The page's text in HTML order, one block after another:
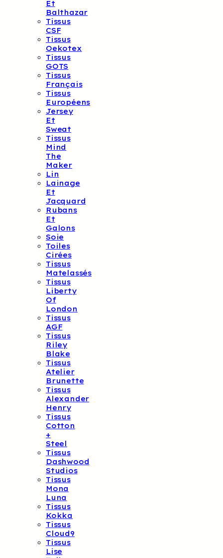
Et
Balthazar
Tissus
CSF
Tissus
Oekotex
Tissus
GOTS
Tissus
Français
Tissus
Européens
Jersey
Et
Sweat
Tissus
Mind
The
Maker
Lin
Lainage
Et
Jacquard
Rubans
Et
Galons
Soie
Toiles
Cirées
Tissus
Matelassés
Tissus
Liberty
Of
London
Tissus
AGF
Tissus
Riley
Blake
Tissus
Atelier
Brunette
Tissus
Alexander
Henry
Tissus
Cotton
+
Steel
Tissus
Dashwood
Studios
Tissus
Mona
Luna
Tissus
Kokka
Tissus
Cloud9
Tissus
Lise